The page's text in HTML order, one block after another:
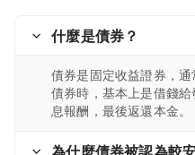
什麼是債券？
債券是固定收益證券，
債券時，基本上是借錢
息報酬，最後返還本金。
為什麼債券被認為較